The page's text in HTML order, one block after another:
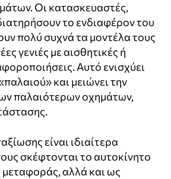
Οι κατασκευαστές,
το ενδιαφέρον του
πολύ συχνά τα μοντέλα τους
γενιές με αισθητικές ή
Αυτό ενισχύει
και μειώνει την
παλαιότερων οχημάτων,
είναι ιδιαίτερα
σκέφτονται το αυτοκίνητο
μεταφοράς, αλλά και ως